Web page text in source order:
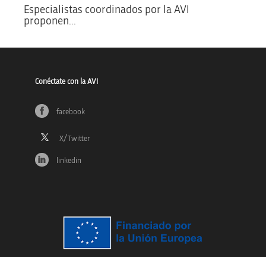
Especialistas coordinados por la AVI
proponen...
Conéctate con la AVI
facebook
linkedin